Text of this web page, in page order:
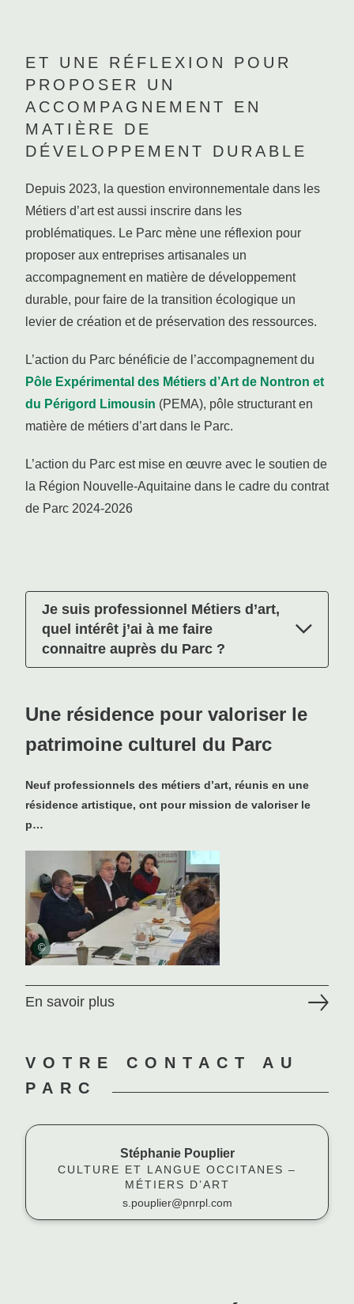
ET UNE RÉFLEXION POUR
PROPOSER UN
ACCOMPAGNEMENT EN
MATIÈRE DE
DÉVELOPPEMENT DURABLE
Depuis 2023, la question environnementale dans les
Métiers d’art est aussi inscrire dans les
problématiques. Le Parc mène une réflexion pour
proposer aux entreprises artisanales un
accompagnement en matière de développement
durable, pour faire de la transition écologique un
levier de création et de préservation des ressources.
L’action du Parc bénéficie de l’accompagnement du
Pôle Expérimental des Métiers d’Art de Nontron et
du Périgord Limousin (PEMA), pôle structurant en
matière de métiers d’art dans le Parc.
L’action du Parc est mise en œuvre avec le soutien de
la Région Nouvelle-Aquitaine dans le cadre du contrat
de Parc 2024-2026
Je suis professionnel Métiers d’art,
quel intérêt j’ai à me faire
connaitre auprès du Parc ?
Une résidence pour valoriser le
patrimoine culturel du Parc
Neuf professionnels des métiers d’art, réunis en une
résidence artistique, ont pour mission de valoriser le
p…
©
En savoir plus
VOTRE CONTACT AU
PARC
Stéphanie Pouplier
CULTURE ET LANGUE OCCITANES –
MÉTIERS D’ART
s.pouplier@pnrpl.com